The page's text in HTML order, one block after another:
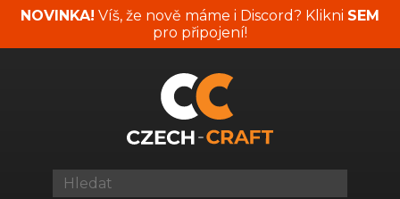
NOVINKA! Víš, že nově máme i Discord? Klikni SEM
pro připojení!